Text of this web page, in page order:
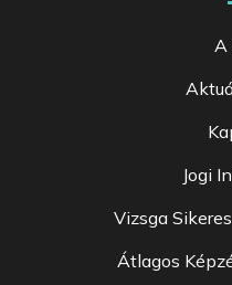
A
Jogi
Vizsga
Átlagos